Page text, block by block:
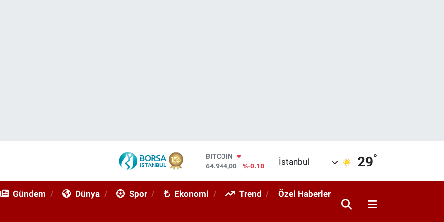
DOLAR
47,7436
%0.18
STERLİN
İstanbul 29°
Gündem Dünya Spor Ekonomi Trend Özel Haberler